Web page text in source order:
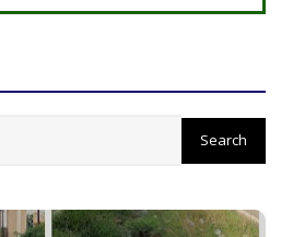
ROAD ACCIDENT
May 30, 2024
ROAD ACCIDENT